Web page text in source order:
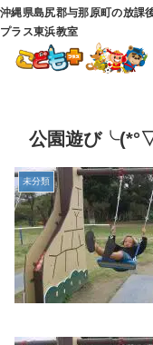
沖縄県島尻郡与那原町の放課
プラス東浜教室
公園遊び
未分類